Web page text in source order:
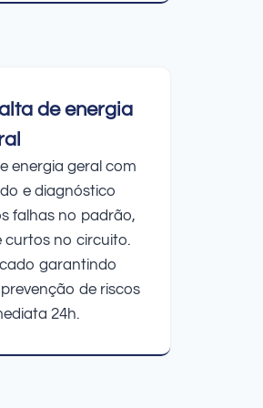
de energia
energia geral com
e diagnóstico
falhas no padrão,
curtos no circuito.
garantindo
de riscos
24h.